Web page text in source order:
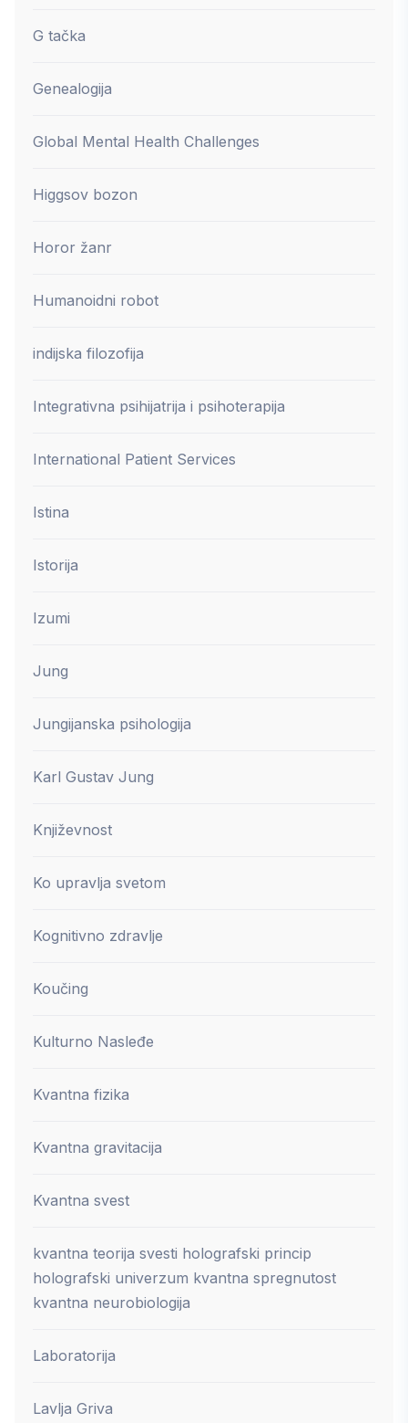
G tačka
Genealogija
Global Mental Health Challenges
Higgsov bozon
Horor žanr
Humanoidni robot
indijska filozofija
Integrativna psihijatrija i psihoterapija
International Patient Services
Istina
Istorija
Izumi
Jung
Jungijanska psihologija
Karl Gustav Jung
Književnost
Ko upravlja svetom
Kognitivno zdravlje
Koučing
Kulturno Nasleđe
Kvantna fizika
Kvantna gravitacija
Kvantna svest
kvantna teorija svesti holografski princip
holografski univerzum kvantna spregnutost
kvantna neurobiologija
Laboratorija
Lavlja Griva